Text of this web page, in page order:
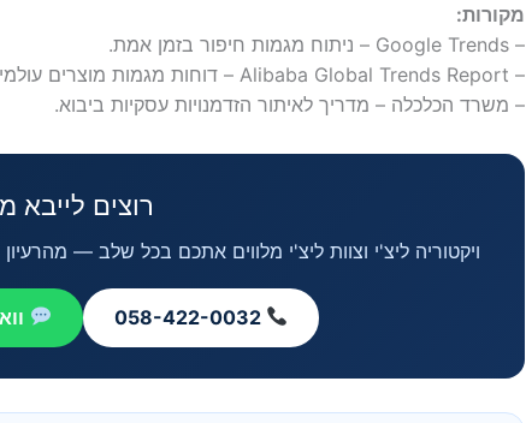
מקורות:
– Google Trends – ניתוח מגמות חיפור בזמן אמת.
– Alibaba Global Trends Report – דוחות מגמות מוצרים עולמיים.
– משרד הכלכלה – מדריך לאיתור הזדמנויות עסקיות ביבוא.
רוצים לייבא
ויקטוריה ליצ'י וצוות ליצ'י מלווים אתכם בכל שלב —
058-422-0032